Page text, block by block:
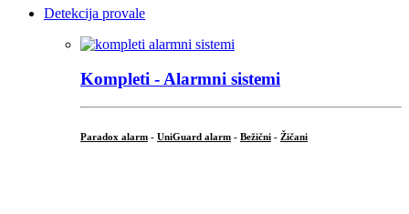
Detekcija provale
Kompleti - Alarmni sistemi
Paradox alarm - UniGuard alarm - Bežični - Žičani